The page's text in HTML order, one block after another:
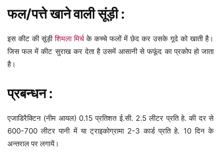
फल/पत्ते खाने वाली सूंड़ी :
इस कीट की सूंड़ीशिमला मिर्चके कच्चे फलों में छेद कर उसके गूदे को खाती है।
जिस फल में कीट सुराख कर देता है उसमें आसानी से फफूंद का प्रकोप हो जाता
है।
प्रबन्धन :
एजाडिरैक्टिन (नीम आयल) 0.15 प्रतिशत ई.सी. 2.5 लीटर प्रति हे. की दर से
600-700 लीटर पानी में या ट्राइकोग्रामा 2-3 कार्ड प्रति हे. 10 दिन के
अन्तराल पर लगायें।